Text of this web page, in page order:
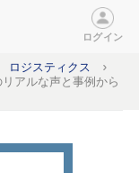
ログイン
ロジスティクス
アルな声と事例から